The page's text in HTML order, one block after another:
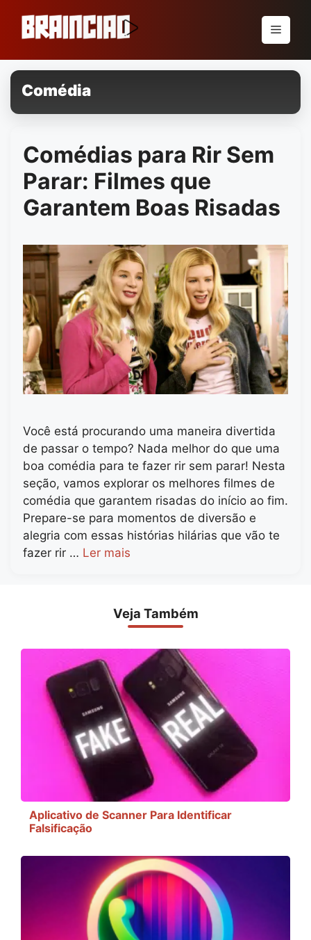
conteúdo
Menu
Comédia
Comédias para Rir Sem
Parar: Filmes que
Garantem Boas Risadas
Você está procurando uma maneira divertida
de passar o tempo? Nada melhor do que uma
boa comédia para te fazer rir sem parar! Nesta
seção, vamos explorar os melhores filmes de
comédia que garantem risadas do início ao fim.
Prepare-se para momentos de diversão e
alegria com essas histórias hilárias que vão te
fazer rir … Ler mais
Veja Também
Aplicativo de Scanner Para Identificar
Falsificação